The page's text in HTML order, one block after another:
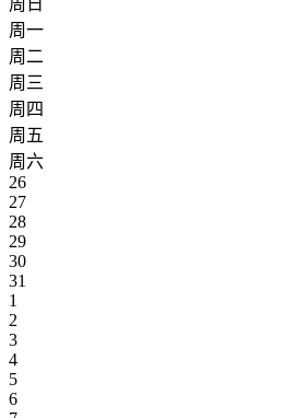
周日
周一
周二
周三
周四
周五
周六
26
27
28
29
30
31
1
2
3
4
5
6